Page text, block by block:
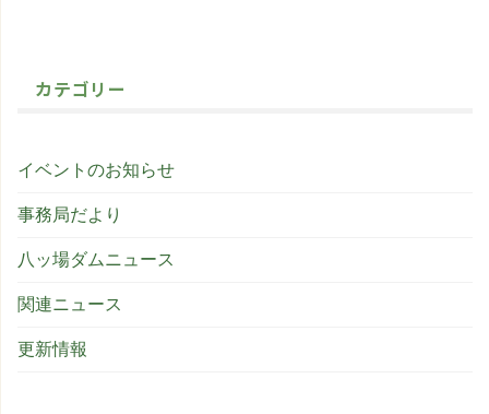
カテゴリー
イベントのお知らせ
事務局だより
八ッ場ダムニュース
関連ニュース
更新情報